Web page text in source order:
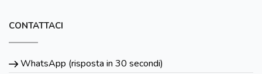
CONTATTACI
WhatsApp (risposta in 30 secondi)